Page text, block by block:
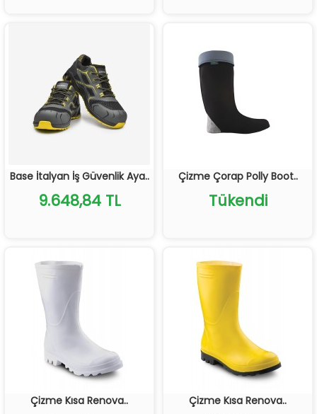
Base İtalyan İş Güvenlik Aya..
9.648,84 TL
Çizme Çorap Polly Boot..
Tükendi
Çizme Kısa Renova.. Çizme Kısa Renova..